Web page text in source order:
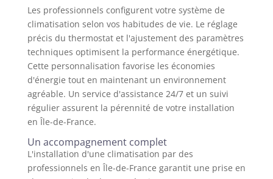
Les professionnels configurent votre système de
climatisation selon vos habitudes de vie. Le réglage
précis du thermostat et l'ajustement des paramètres
techniques optimisent la performance énergétique.
Cette personnalisation favorise les économies
d'énergie tout en maintenant un environnement
agréable. Un service d'assistance 24/7 et un suivi
régulier assurent la pérennité de votre installation
en Île-de-France.
Un accompagnement complet
L'installation d'une climatisation par des
professionnels en Île-de-France garantit une prise en